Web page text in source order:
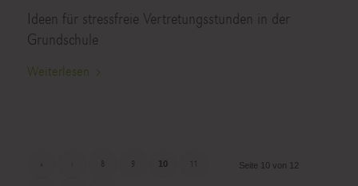
Ideen für stressfreie Vertretungsstunden in der
Grundschule
Weiterlesen
Seite 10 von 12
8 9 10 11